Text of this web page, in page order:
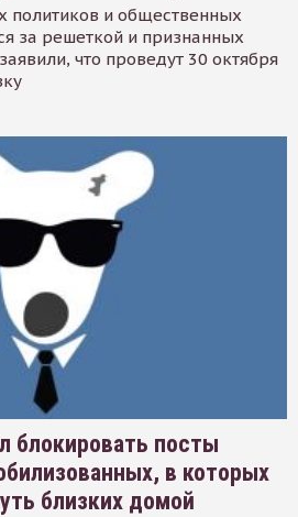
политиков и общественных
за решеткой и признанных
что проведут 30 октября
блокировать посты
в которых
близких домой